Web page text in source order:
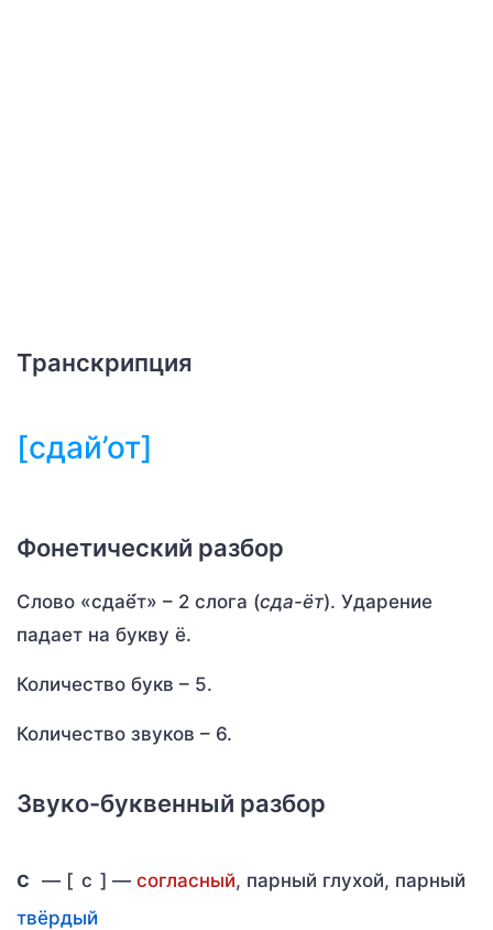
Транскрипция
[сдай’от]
Фонетический разбор
Слово «сдаё́т» – 2 слога (сда-ёт). Ударение
падает на букву ё.
Количество букв – 5.
Количество звуков – 6.
Звуко-буквенный разбор
с — [ с ] — согласный, парный глухой, парный
твёрдый